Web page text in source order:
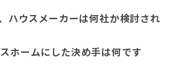
ハウスメーカーは何社か検討され
ホームにした決め手は何です